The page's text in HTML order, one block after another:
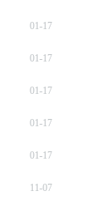
01-17
01-17
01-17
01-17
01-17
11-07